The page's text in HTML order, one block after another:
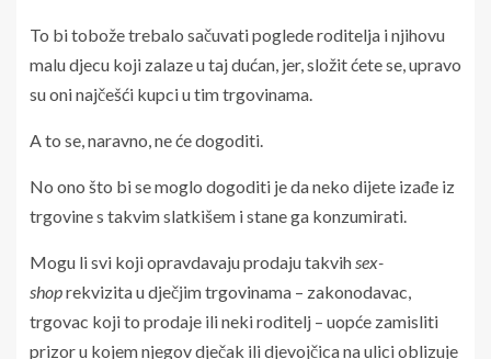
To bi tobože trebalo sačuvati poglede roditelja i njihovu
malu djecu koji zalaze u taj dućan, jer, složit ćete se, upravo
su oni najčešći kupci u tim trgovinama.
A to se, naravno, ne će dogoditi.
No ono što bi se moglo dogoditi je da neko dijete izađe iz
trgovine s takvim slatkišem i stane ga konzumirati.
Mogu li svi koji opravdavaju prodaju takvih sex-
shoprekvizita u dječjim trgovinama – zakonodavac,
trgovac koji to prodaje ili neki roditelj – uopće zamisliti
prizor u kojem njegov dječak ili djevojčica na ulici oblizuje